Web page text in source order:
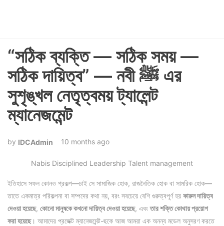
“সঠিক ব্যক্তি — সঠিক সময় —
সঠিক দায়িত্ব” — নবী ﷺ এর
সুশৃঙ্খল নেতৃত্বময় ট্যালেন্ট
ম্যানেজমেন্ট
IDCAdmin 10 months ago
Nabis Disciplined Leadership Talent management
ইতিহাসে সফল কোনও প্রকল্প—চাই সে সামাজিক হোক, রাজনৈতিক হোক বা সামরিক হোক—
তাতে একমাত্র পরিকল্পনা বা সম্পদের কথা নয়, বরং সবচেয়ে বেশি গুরুত্বপূর্ণ হয় কারুন দায়িত্ব
দেওয়া হয়েছে, কোনো মানুষকে কখনো দায়িত্ব দেওয়া হয়েছে, এবংতার শক্তি কোথায় প্রয়োগ
করা হয়েছে। আমাদের প্রজেক্ট ম্যানেজমেন্ট-ছকে আজ আমরা এক অনন্য মডেল অনুসরণ করতে